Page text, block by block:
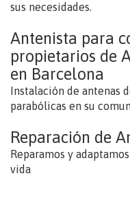
sus necesidades.
Antenista para
propietarios de
en Barcelona
Instalación de antenas
parabólicas en su
Reparación de
Reparamos y
vida